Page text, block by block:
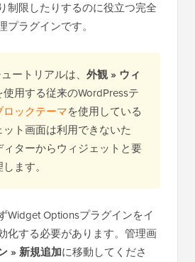
制限したりするのに役立つ完全
プラグインです。
ートリアルは、 外観 » ウィ
使用する従来のWordPressテ
ロックテーマを使用している
ト画面は利用できないた
ターからウィジェットと要
ます。
Widget Optionsプラグインをイ
化する必要があります。管理画
»新規追加に移動してくださ